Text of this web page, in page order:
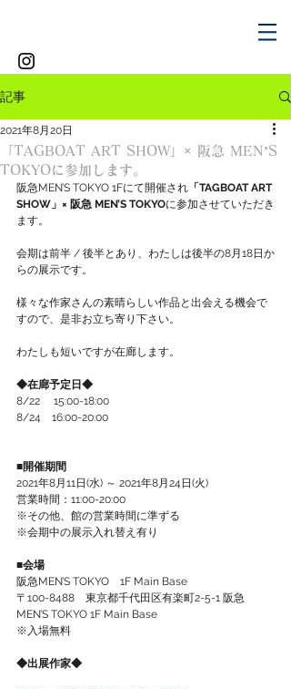
記事
「TAGBOAT ART SHOW」× 阪急 MEN’S
TOKYOに参加します。
2021年8月20日
阪急MEN’S TOKYO 1Fにて開催され 「TAGBOAT ART
SHOW」× 阪急 MEN’S TOKYOに参加させていただき
ます。
会期は前半 / 後半とあり、わたしは後半の8月18日か
らの展示です。
様々な作家さんの素晴らしい作品と出会える機会で
すので、是非お立ち寄り下さい。
わたしも短いですが在廊します。
◆在廊予定日◆
8/22 　15:00-18:00
8/24　16:00-20:00
■開催期間
2021年8月11日(水) ～ 2021年8月24日(火)
営業時間：11:00-20:00
※その他、館の営業時間に準ずる
※会期中の展示入れ替え有り
■会場
阪急MEN’S TOKYO　1F Main Base
〒100-8488　東京都千代田区有楽町2-5-1 阪急
MEN’S TOKYO 1F Main Base
※入場無料
◆出展作家◆